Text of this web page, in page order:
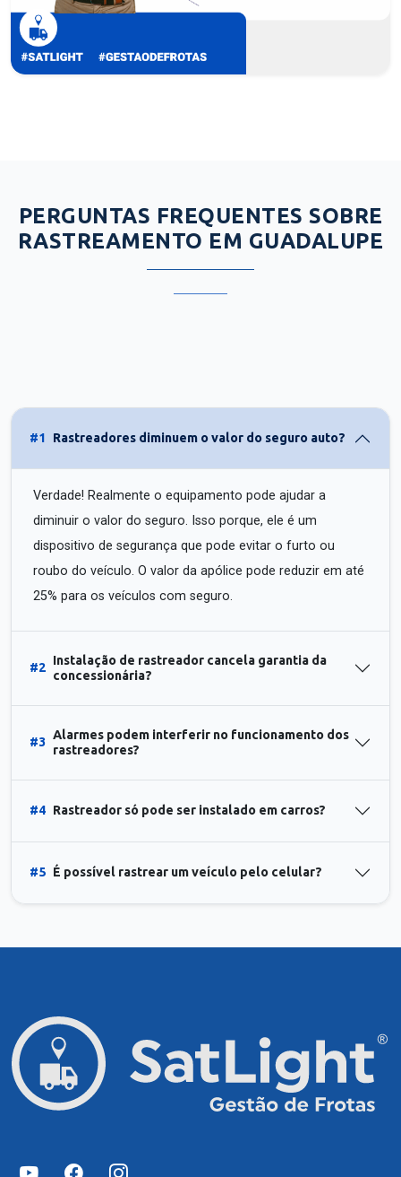
PERGUNTAS FREQUENTES SOBRE
RASTREAMENTO EM GUADALUPE
#1 Rastreadores diminuem o valor do seguro auto?
Verdade! Realmente o equipamento pode ajudar a
diminuir o valor do seguro. Isso porque, ele é um
dispositivo de segurança que pode evitar o furto ou
roubo do veículo. O valor da apólice pode reduzir em até
25% para os veículos com seguro.
#2
Instalação de rastreador cancela garantia da
concessionária?
#3
Alarmes podem interferir no funcionamento dos
rastreadores?
#4 Rastreador só pode ser instalado em carros?
#5 É possível rastrear um veículo pelo celular?